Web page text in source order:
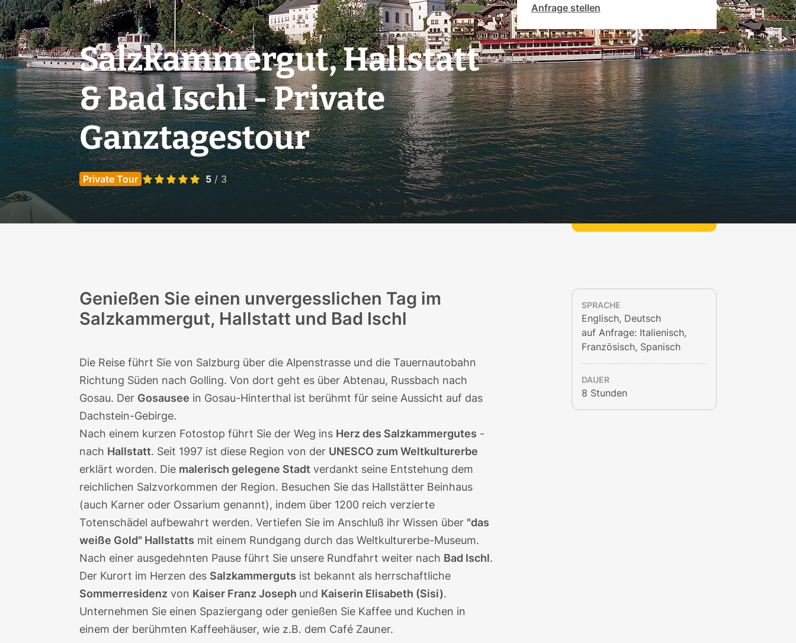
Salzkammergut, Hallstatt
& Bad Ischl - Private
Ganztagestour
Private Tour 5 / 3
Anfrage stellen
Jetzt
buchen
Gruppe bis 8 P.
SPRACHE
Englisch, Deutsch
auf Anfrage: Italienisch,
Französisch, Spanisch
DAUER
8 Stunden
Genießen Sie einen unvergesslichen Tag im
Salzkammergut, Hallstatt und Bad Ischl
Die Reise führt Sie von Salzburg über die Alpenstrasse und die Tauernautobahn
Richtung Süden nach Golling. Von dort geht es über Abtenau, Russbach nach
Gosau. Der Gosausee in Gosau-Hinterthal ist berühmt für seine Aussicht auf das
Dachstein-Gebirge.
Nach einem kurzen Fotostop führt Sie der Weg ins Herz des Salzkammergutes -
nach Hallstatt. Seit 1997 ist diese Region von der UNESCO zum Weltkulturerbe
erklärt worden. Die malerisch gelegene Stadt verdankt seine Entstehung dem
reichlichen Salzvorkommen der Region. Besuchen Sie das Hallstätter Beinhaus
(auch Karner oder Ossarium genannt), indem über 1200 reich verzierte
Totenschädel aufbewahrt werden. Vertiefen Sie im Anschluß ihr Wissen über "das
weiße Gold" Hallstatts mit einem Rundgang durch das Weltkulturerbe-Museum.
Nach einer ausgedehnten Pause führt Sie unsere Rundfahrt weiter nach Bad Ischl.
Der Kurort im Herzen des Salzkammerguts ist bekannt als herrschaftliche
Sommerresidenz von Kaiser Franz Joseph und Kaiserin Elisabeth (Sisi).
Unternehmen Sie einen Spaziergang oder genießen Sie Kaffee und Kuchen in
einem der berühmten Kaffeehäuser, wie z.B. dem Café Zauner.